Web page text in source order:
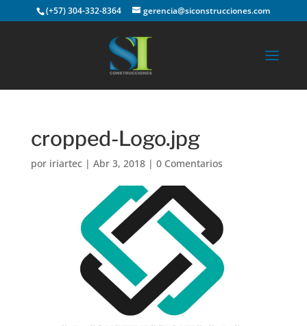
(+57) 304-332-8364 gerencia@siconstrucciones.com
cropped-Logo.jpg
por iriartec| Abr 3, 2018| 0 Comentarios